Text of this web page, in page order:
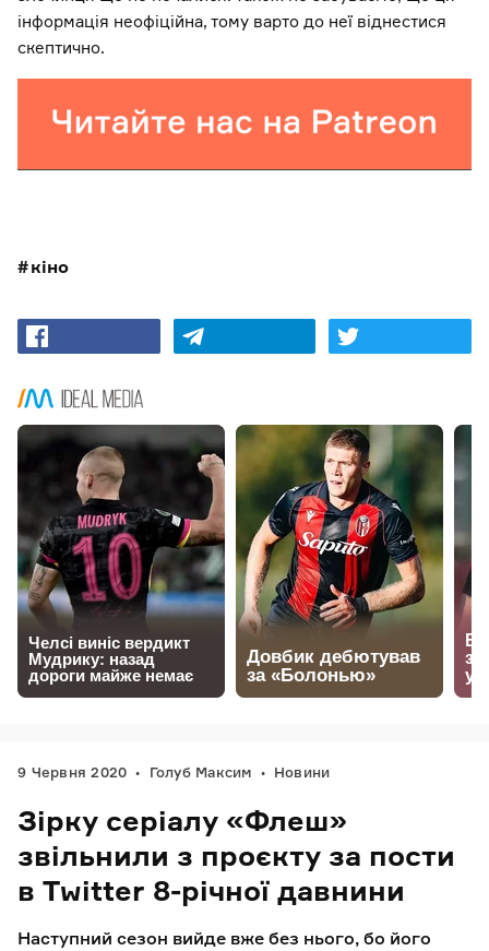
інформація неофіційна, тому варто до неї віднестися
скептично.
кіно
9 Червня 2020 Голуб Максим Новини
Зірку серіалу «Флеш»
звільнили з проєкту за пости
в Twitter 8-річної давнини
Наступний сезон вийде вже без нього, бо його